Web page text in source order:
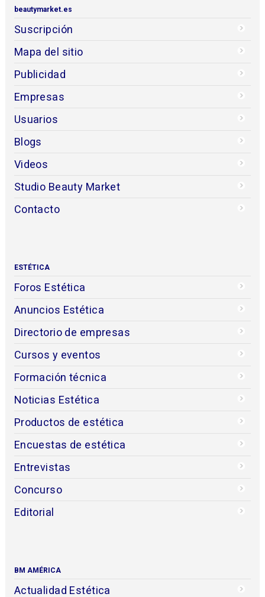
beautymarket.es
Suscripción
Mapa del sitio
Publicidad
Empresas
Usuarios
Blogs
Videos
Studio Beauty Market
Contacto
ESTÉTICA
Foros Estética
Anuncios Estética
Directorio de empresas
Cursos y eventos
Formación técnica
Noticias Estética
Productos de estética
Encuestas de estética
Entrevistas
Concurso
Editorial
BM AMÉRICA
Actualidad Estética